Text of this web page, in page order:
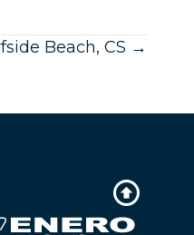
Beach, CS →